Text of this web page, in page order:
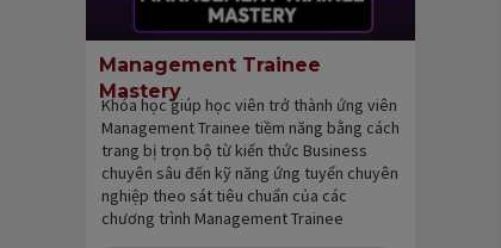
Khóa học giúp học viên trở thành ứng viên
Management Trainee tiềm năng bằng cách
trang bị trọn bộ từ kiến thức Business
chuyên sâu đến kỹ năng ứng tuyển chuyên
nghiệp theo sát tiêu chuẩn của các
chương trình Management Trainee
Management Trainee
Mastery